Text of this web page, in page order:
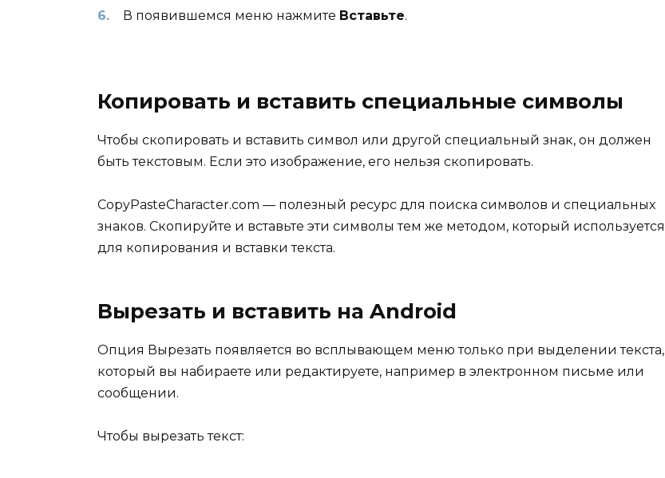
В появившемся меню нажмите Вставьте.
Копировать и вставить специальные символы
Чтобы скопировать и вставить символ или другой специальный знак, он должен
быть текстовым. Если это изображение, его нельзя скопировать.
CopyPasteCharacter.com — полезный ресурс для поиска символов и специальных
знаков. Скопируйте и вставьте эти символы тем же методом, который используется
для копирования и вставки текста.
Вырезать и вставить на Android
Опция Вырезать появляется во всплывающем меню только при выделении текста,
который вы набираете или редактируете, например в электронном письме или
сообщении.
Чтобы вырезать текст: